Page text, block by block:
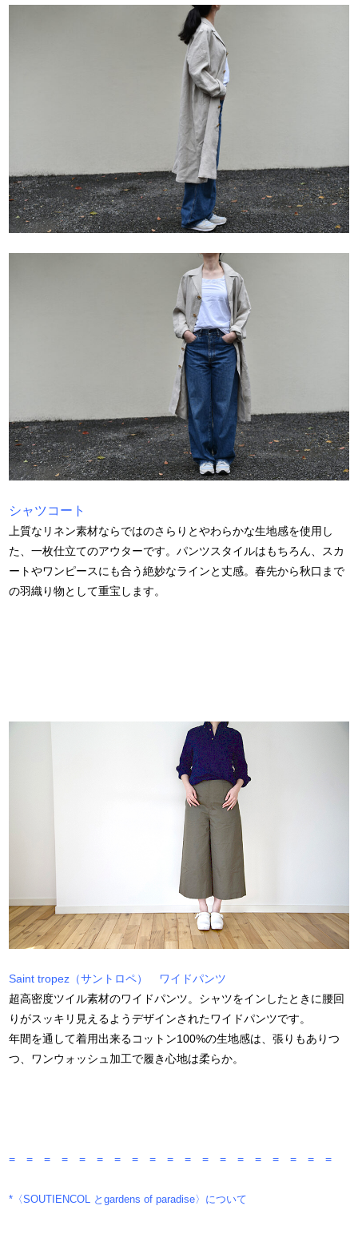
シャツコート
上質なリネン素材ならではのさらりとやわらかな生地感を使用し
た、一枚仕立てのアウターです。パンツスタイルはもちろん、スカ
ートやワンピースにも合う絶妙なラインと丈感。春先から秋口まで
の羽織り物として重宝します。
Saint tropez（サントロペ） ワイドパンツ
超高密度ツイル素材のワイドパンツ。シャツをインしたときに腰回
りがスッキリ見えるようデザインされたワイドパンツです。
年間を通して着用出来るコットン100%の生地感は、張りもありつ
つ、ワンウォッシュ加工で履き心地は柔らか。
= = = = = = = = = = = = = = = = = = =
*〈SOUTIENCOL とgardens of paradise〉について